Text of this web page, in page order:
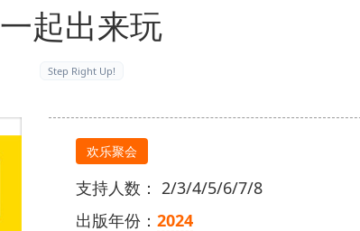
一起出来玩
Step Right Up!
欢乐聚会
支持人数： 2/3/4/5/6/7/8
出版年份： 2024